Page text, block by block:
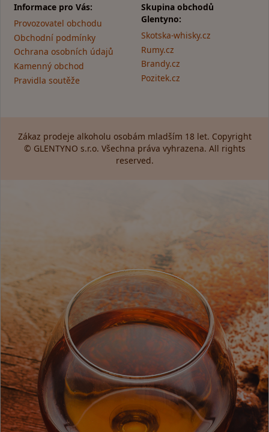
Informace pro Vás:
Provozovatel obchodu
Obchodní podmínky
Ochrana osobních údajů
Kamenný obchod
Pravidla soutěže
Skupina obchodů
Glentyno:
Skotska-whisky.cz
Rumy.cz
Brandy.cz
Pozitek.cz
Zákaz prodeje alkoholu osobám mladším 18 let. Copyright
© GLENTYNO s.r.o. Všechna práva vyhrazena. All rights
reserved.